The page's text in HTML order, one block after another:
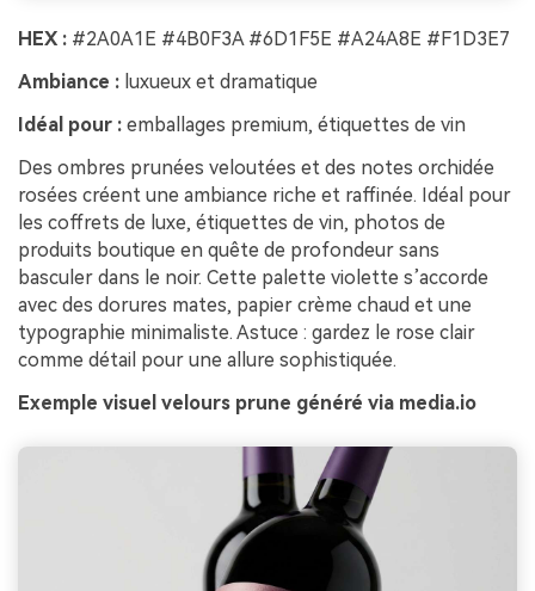
HEX : #2A0A1E #4B0F3A #6D1F5E #A24A8E #F1D3E7
Ambiance : luxueux et dramatique
Idéal pour : emballages premium, étiquettes de vin
Des ombres prunées veloutées et des notes orchidée
rosées créent une ambiance riche et raffinée. Idéal pour
les coffrets de luxe, étiquettes de vin, photos de
produits boutique en quête de profondeur sans
basculer dans le noir. Cette palette violette s’accorde
avec des dorures mates, papier crème chaud et une
typographie minimaliste. Astuce : gardez le rose clair
comme détail pour une allure sophistiquée.
Exemple visuel velours prune généré via media.io